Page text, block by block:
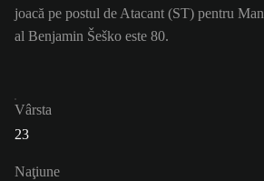
joacă pe postul de Atacant (ST) pentru
al Benjamin Šeško este 80.
Vârsta
23
Naţiune